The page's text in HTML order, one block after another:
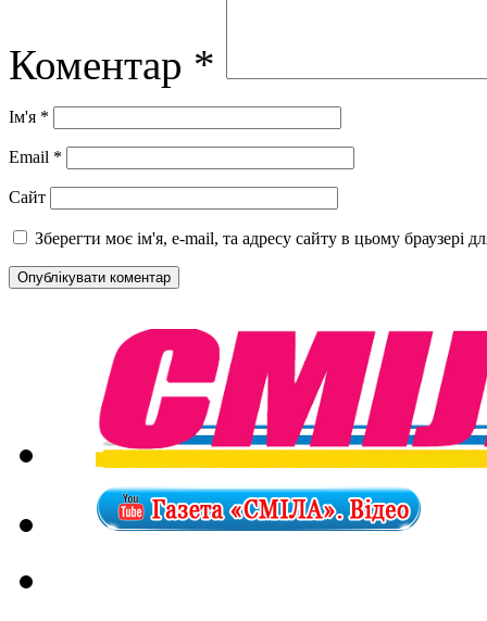
Коментар *
Ім'я *
Email *
Сайт
Зберегти моє ім'я, e-mail, та адресу сайту в цьому браузері